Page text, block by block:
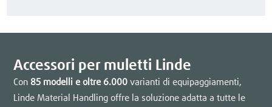
Accessori per muletti Linde
Con 85 modelli e oltre 6.000 varianti di equipaggiamenti,
Linde Material Handling offre la soluzione adatta a tutte le